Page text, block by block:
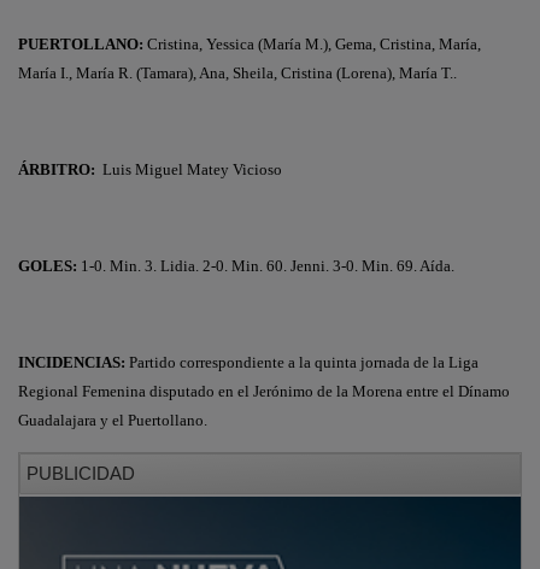
PUERTOLLANO: Cristina, Yessica (María M.), Gema, Cristina, María,
María I., María R. (Tamara), Ana, Sheila, Cristina (Lorena), María T..
ÁRBITRO: Luis Miguel Matey Vicioso
GOLES: 1-0. Min. 3. Lidia. 2-0. Min. 60. Jenni. 3-0. Min. 69. Aída.
INCIDENCIAS: Partido correspondiente a la quinta jornada de la Liga
Regional Femenina disputado en el Jerónimo de la Morena entre el Dínamo
Guadalajara y el Puertollano.
PUBLICIDAD